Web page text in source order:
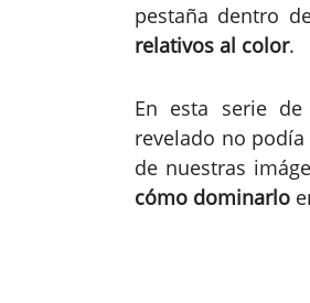
pestaña dentro
relativos al color.
En esta serie
revelado no
de nuestras
cómo dominarlo